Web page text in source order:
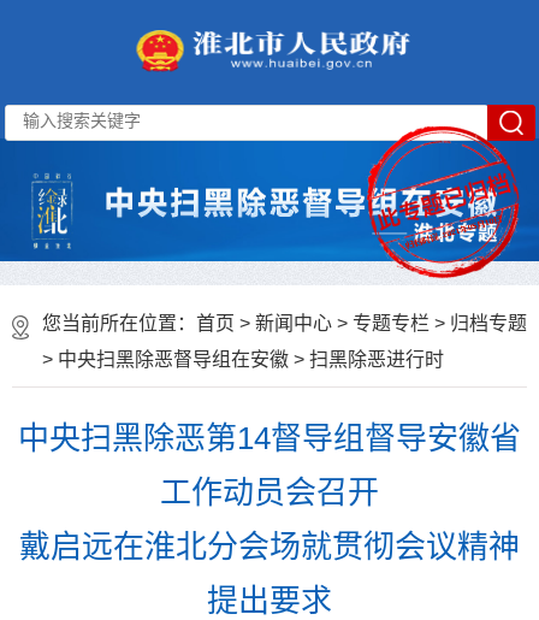
您当前所在位置： 首页 > 新闻中心 > 专题专栏 > 归档专题
> 中央扫黑除恶督导组在安徽 > 扫黑除恶进行时
中央扫黑除恶第14督导组督导安徽省
工作动员会召开
戴启远在淮北分会场就贯彻会议精神
提出要求